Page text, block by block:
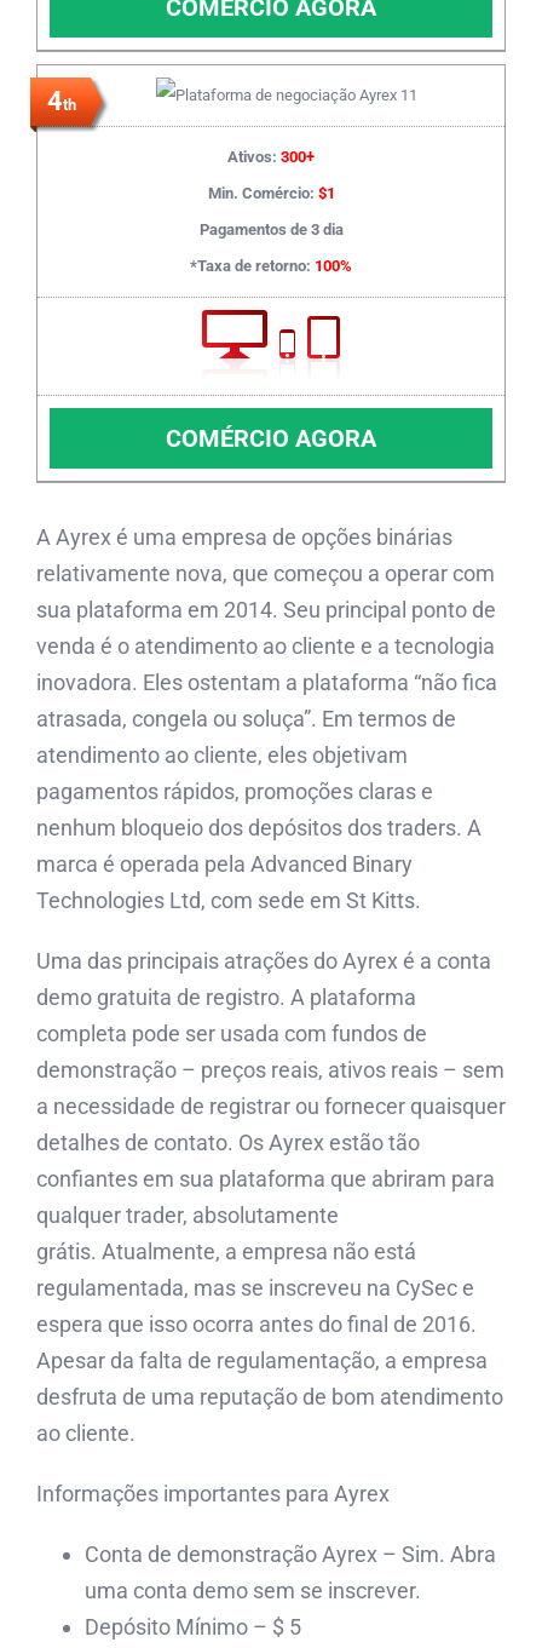
COMÉRCIO AGORA
4th
Ativos: 300+
Min. Comércio: $1
Pagamentos de 3 dia
*Taxa de retorno: 100%
COMÉRCIO AGORA
A Ayrex é uma empresa de opções binárias
relativamente nova, que começou a operar com
sua plataforma em 2014. Seu principal ponto de
venda é o atendimento ao cliente e a tecnologia
inovadora. Eles ostentam a plataforma “não fica
atrasada, congela ou soluça”. Em termos de
atendimento ao cliente, eles objetivam
pagamentos rápidos, promoções claras e
nenhum bloqueio dos depósitos dos traders. A
marca é operada pela Advanced Binary
Technologies Ltd, com sede em St Kitts.
Uma das principais atrações do Ayrex é a conta
demo gratuita de registro. A plataforma
completa pode ser usada com fundos de
demonstração – preços reais, ativos reais – sem
a necessidade de registrar ou fornecer quaisquer
detalhes de contato. Os Ayrex estão tão
confiantes em sua plataforma que abriram para
qualquer trader, absolutamente
grátis. Atualmente, a empresa não está
regulamentada, mas se inscreveu na CySec e
espera que isso ocorra antes do final de 2016.
Apesar da falta de regulamentação, a empresa
desfruta de uma reputação de bom atendimento
ao cliente.
Informações importantes para Ayrex
Conta de demonstração Ayrex – Sim. Abra
uma conta demo sem se inscrever.
Depósito Mínimo – $ 5